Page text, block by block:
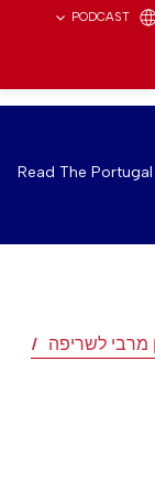
PODCAST
Read The
מרבי לשריפה